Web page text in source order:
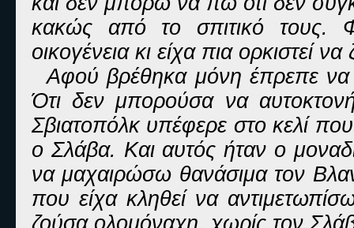
κακώς από το σπιτικό τους.
οικογένεια κι είχα πια ορκιστεί
Αφού βρέθηκα μόνη έπρεπε να
Ότι δεν μπορούσα να
Σβιατοπόλκ υπέφερε στο κελί
ο Σλάβα. Και αυτός ήταν ο
να μαχαιρώσω θανάσιμα τον
που είχα κληθεί να
ζούσα ολομόναχη, χωρίς τον